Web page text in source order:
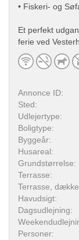
• Fiskeri- og
Et perfekt
ferie ved
Annonce ID:
Sted:
Udlejertype:
Boligtype:
Byggeår:
Husareal:
Grundstørrelse:
Terrasse:
Terrasse,
Havudsigt:
Dagsudlejning:
Personer: